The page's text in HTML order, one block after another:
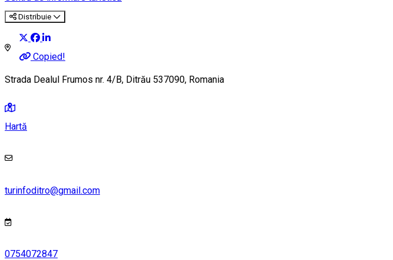
Distribuie
Copied!
Strada Dealul Frumos nr. 4/B, Ditrău 537090, Romania
Hartă
turinfoditro@gmail.com
0754072847